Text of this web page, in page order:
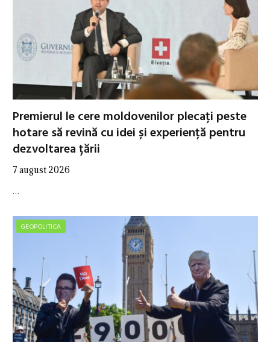
Premierul le cere moldovenilor plecați peste
hotare să revină cu idei și experiență pentru
dezvoltarea țării
7 august 2026
…
GEOPOLITICA